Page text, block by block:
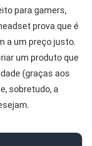
para gamers,
prova que é
a um preço justo.
um produto que
(graças aos
sobretudo, a